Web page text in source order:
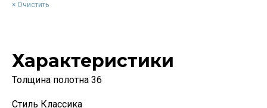
Очистить
Характеристики
Толщина полотна 36
Стиль Классика